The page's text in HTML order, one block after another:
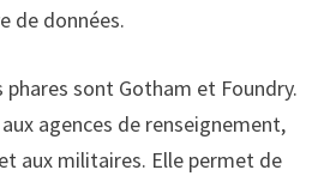
de données.
sont Gotham et Foundry.
agences de renseignement,
aux militaires. Elle permet de